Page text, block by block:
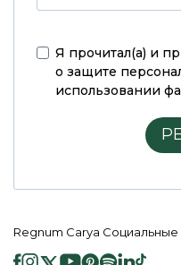
Я прочитал(а) и
о защите
использовании
Regnum Carya Социальные